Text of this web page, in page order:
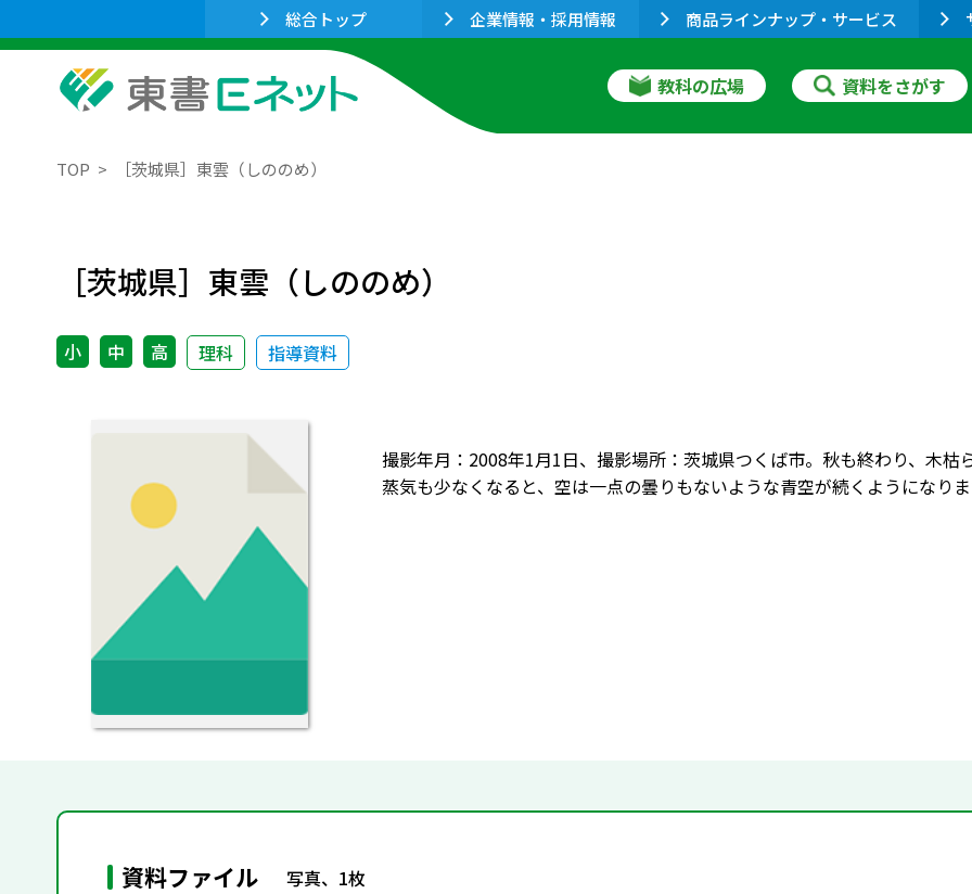
総合トップ 企業情報・採用情報 商品ラインナップ・サービス
教科の広場 資料をさがす
TOP ［茨城県］東雲（しののめ）
［茨城県］東雲（しののめ）
小 中 高 理科 指導資料
撮影年月：2008年1月1日、撮影場所：茨城県つくば市。秋も終わり、木
蒸気も少なくなると、空は一点の曇りもないような青空が続くようになり
資料ファイル 写真、1枚